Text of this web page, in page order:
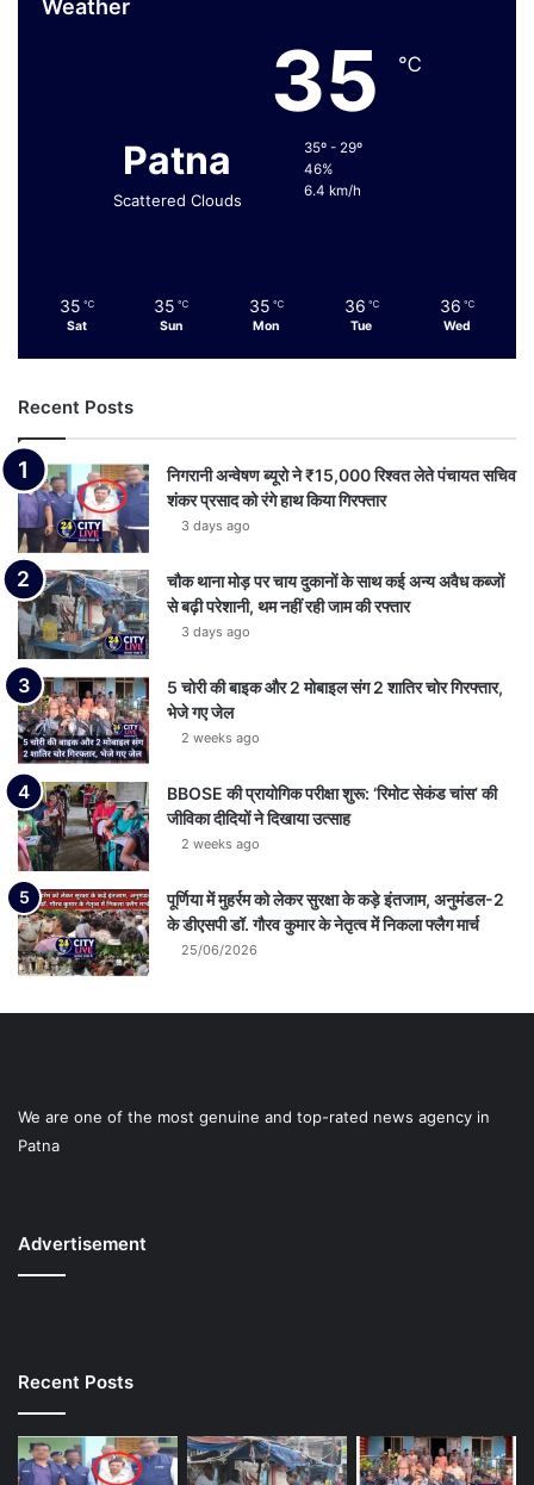
Weather
Patna
Scattered Clouds
35 ℃
35º - 29º
46%
6.4 km/h
35 ℃
Sat
35 ℃
Sun
35 ℃
Mon
36 ℃
Tue
36 ℃
Wed
Recent Posts
निगरानी अन्वेषण ब्यूरो ने ₹15,000 रिश्वत लेते पंचायत सचिव
शंकर प्रसाद को रंगे हाथ किया गिरफ्तार
3 days ago
चौक थाना मोड़ पर चाय दुकानों के साथ कई अन्य अवैध कब्जों
से बढ़ी परेशानी, थम नहीं रही जाम की रफ्तार
3 days ago
5 चोरी की बाइक और 2 मोबाइल संग 2 शातिर चोर गिरफ्तार,
भेजे गए जेल
2 weeks ago
BBOSE की प्रायोगिक परीक्षा शुरू: ‘रिमोट सेकंड चांस’ की
जीविका दीदियों ने दिखाया उत्साह
2 weeks ago
पूर्णिया में मुहर्रम को लेकर सुरक्षा के कड़े इंतजाम, अनुमंडल-2
के डीएसपी डॉ. गौरव कुमार के नेतृत्व में निकला फ्लैग मार्च
25/06/2026
We are one of the most genuine and top-rated news agency in
Patna
Advertisement
Recent Posts